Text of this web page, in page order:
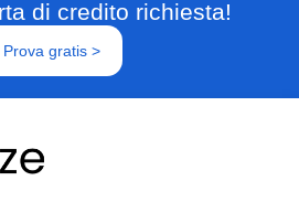
di credito richiesta!
Prova gratis >